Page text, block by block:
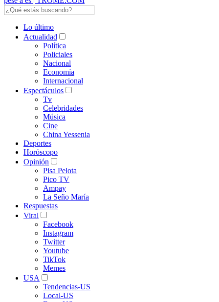
Lo último
Actualidad
Política
Policiales
Nacional
Economía
Internacional
Espectáculos
Tv
Celebridades
Música
Cine
China Yessenia
Deportes
Horóscopo
Opinión
Pisa Pelota
Pico TV
Ampay
La Seño María
Respuestas
Viral
Facebook
Instagram
Twitter
Youtube
TikTok
Memes
USA
Tendencias-US
Local-US